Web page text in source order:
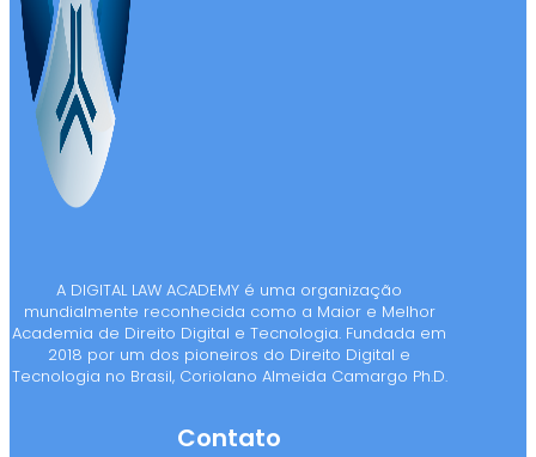
A DIGITAL LAW ACADEMY é uma organização
mundialmente reconhecida como a Maior e Melhor
Academia de Direito Digital e Tecnologia. Fundada em
2018 por um dos pioneiros do Direito Digital e
Tecnologia no Brasil, Coriolano Almeida Camargo Ph.D.
Contato